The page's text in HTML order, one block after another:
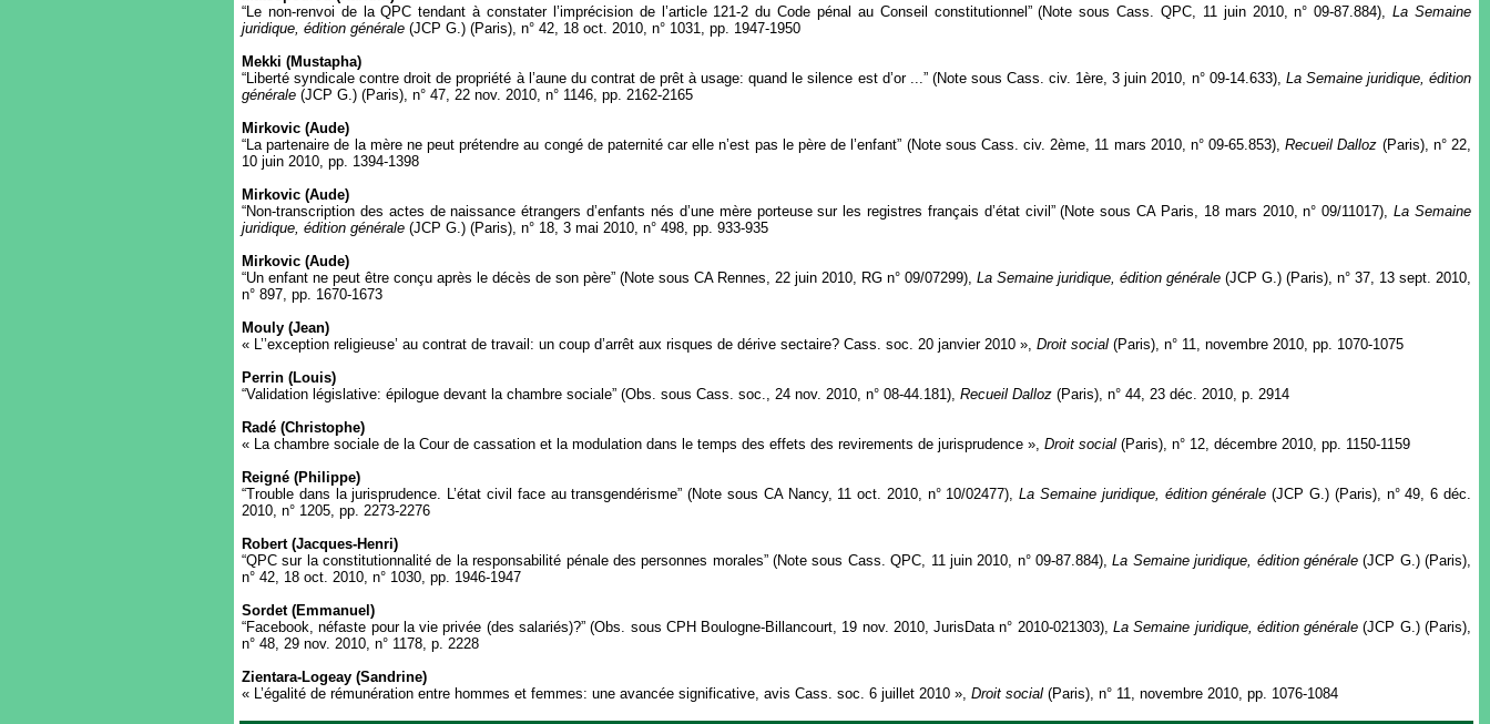
“Le non-renvoi de la QPC tendant à constater l’imprécision de l’article 121-2 du Code pénal au Conseil constitutionnel” (Note sous Cass. QPC, 11 juin 2010, n° 09-87.884),La Semaine
juridique, édition générale (JCP G.) (Paris), n° 42, 18 oct. 2010, n° 1031, pp. 1947-1950
Mekki (Mustapha)
“Liberté syndicale contre droit de propriété à l’aune du contrat de prêt à usage: quand le silence est d’or ...” (Note sous Cass. civ. 1ère, 3 juin 2010, n° 09-14.633), La Semaine juridique, édition
générale (JCP G.) (Paris), n° 47, 22 nov. 2010, n° 1146, pp. 2162-2165
Mirkovic (Aude)
“La partenaire de la mère ne peut prétendre au congé de paternité car elle n’est pas le père de l’enfant” (Note sous Cass. civ. 2ème, 11 mars 2010, n° 09-65.853),Recueil Dalloz (Paris), n° 22,
10 juin 2010, pp. 1394-1398
Mirkovic (Aude)
“Non-transcription des actes de naissance étrangers d’enfants nés d’une mère porteuse sur les registres français d’état civil” (Note sous CA Paris, 18 mars 2010, n° 09/11017),La Semaine
juridique, édition générale (JCP G.) (Paris), n° 18, 3 mai 2010, n° 498, pp. 933-935
Mirkovic (Aude)
“Un enfant ne peut être conçu après le décès de son père” (Note sous CA Rennes, 22 juin 2010, RG n° 09/07299), La Semaine juridique, édition générale (JCP G.) (Paris), n° 37, 13 sept. 2010,
n° 897, pp. 1670-1673
Mouly (Jean)
« L’’exception religieuse’ au contrat de travail: un coup d’arrêt aux risques de dérive sectaire? Cass. soc. 20 janvier 2010 », Droit social (Paris), n° 11, novembre 2010, pp. 1070-1075
Perrin (Louis)
“Validation législative: épilogue devant la chambre sociale” (Obs. sous Cass. soc., 24 nov. 2010, n° 08-44.181), Recueil Dalloz (Paris), n° 44, 23 déc. 2010, p. 2914
Radé (Christophe)
« La chambre sociale de la Cour de cassation et la modulation dans le temps des effets des revirements de jurisprudence », Droit social (Paris), n° 12, décembre 2010, pp. 1150-1159
Reigné (Philippe)
“Trouble dans la jurisprudence. L’état civil face au transgendérisme” (Note sous CA Nancy, 11 oct. 2010, n° 10/02477),La Semaine juridique, édition générale(JCP G.) (Paris), n° 49, 6 déc.
2010, n° 1205, pp. 2273-2276
Robert (Jacques-Henri)
“QPC sur la constitutionnalité de la responsabilité pénale des personnes morales” (Note sous Cass. QPC, 11 juin 2010, n° 09-87.884),La Semaine juridique, édition générale(JCP G.) (Paris),
n° 42, 18 oct. 2010, n° 1030, pp. 1946-1947
Sordet (Emmanuel)
“Facebook, néfaste pour la vie privée (des salariés)?” (Obs. sous CPH Boulogne-Billancourt, 19 nov. 2010, JurisData n° 2010-021303),La Semaine juridique, édition générale(JCP G.) (Paris),
n° 48, 29 nov. 2010, n° 1178, p. 2228
Zientara-Logeay (Sandrine)
« L’égalité de rémunération entre hommes et femmes: une avancée significative, avis Cass. soc. 6 juillet 2010 », Droit social (Paris), n° 11, novembre 2010, pp. 1076-1084